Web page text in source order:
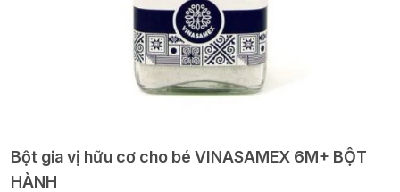
Bột gia vị hữu cơ cho bé VINASAMEX 6M+ BỘT
HÀNH